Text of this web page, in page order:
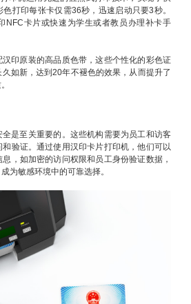
打印每张卡仅需36秒，迅速启动只要3秒。
NFC卡片或快速为学生或者教员办理补卡手
印原装的高品质色带，这些个性化的彩色证
如新，达到20年不褪色的效果，从而提升了
是至关重要的。这些机构需要为员工和访客
验证。通过使用汉印卡片打印机，他们可以
，如加密的访问权限和员工身份验证数据，
为敏感环境中的可靠选择。